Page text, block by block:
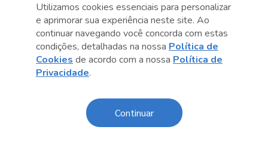
Utilizamos cookies essenciais para personalizar
e aprimorar sua experiência neste site. Ao
continuar navegando você concorda com estas
condições, detalhadas na nossa Política de
Cookies de acordo com a nossa Política de
Privacidade.
Continuar